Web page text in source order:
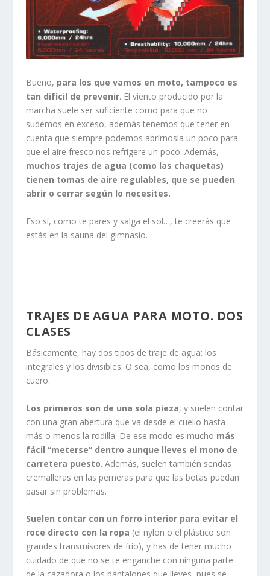
Bueno, para los que vamos en moto, tampoco es
tan difícil de prevenir. El viento producido por la
marcha suele ser suficiente como para que no
sudemos en exceso, además tenemos que tener en
cuenta que siempre podemos abrírnosla un poco para
que el aire fresco nos refrigere un poco. Además,
muchos trajes de agua (como las chaquetas)
tienen tomas de aire regulables, que se pueden
abrir o cerrar según lo necesites.
Eso sí, como te pares y salga el sol…, te creerás que
estás en la sauna del gimnasio.
TRAJES DE AGUA PARA MOTO. DOS
CLASES
Básicamente, hay dos tipos de traje de agua: los
integrales y los divisibles. O sea, como los monos de
cuero.
Los primeros son de una sola pieza, y suelen contar
con una gran abertura que va desde el cuello hasta
más o menos la rodilla. De ese modo es mucho más
fácil “meterse” dentro aunque lleves el mono de
carretera puesto. Además, suelen también sendas
cremalleras en las perneras para que las botas puedan
pasar sin problemas.
Suelen contar con un forro interior para evitar el
roce directo con la ropa (el nylon o el plástico son
grandes transmisores de frío), y has de tener mucho
cuidado de que no se te enganche con ninguna parte